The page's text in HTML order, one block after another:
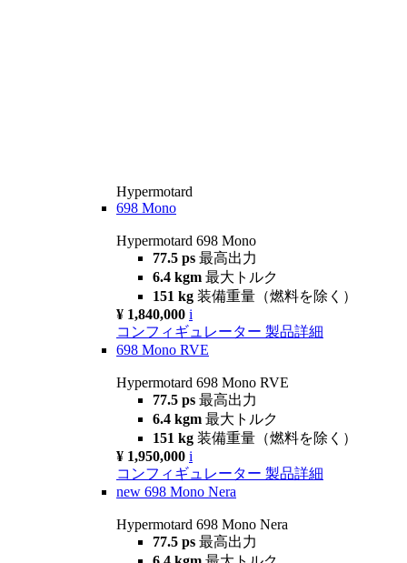
Hypermotard
698 Mono
Hypermotard 698 Mono
77.5 ps 最高出力
6.4 kgm 最大トルク
151 kg 装備重量（燃料を除く）
¥ 1,840,000 i
コンフィギュレーター 製品詳細
698 Mono RVE
Hypermotard 698 Mono RVE
77.5 ps 最高出力
6.4 kgm 最大トルク
151 kg 装備重量（燃料を除く）
¥ 1,950,000 i
コンフィギュレーター 製品詳細
new 698 Mono Nera
Hypermotard 698 Mono Nera
77.5 ps 最高出力